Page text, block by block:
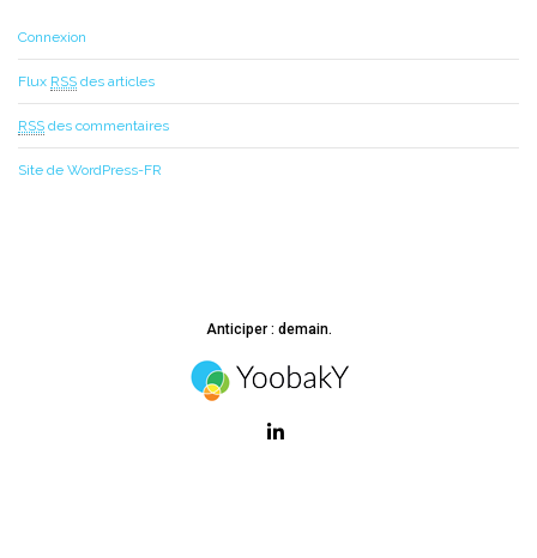
Connexion
Flux RSS des articles
RSS des commentaires
Site de WordPress-FR
Anticiper : demain.